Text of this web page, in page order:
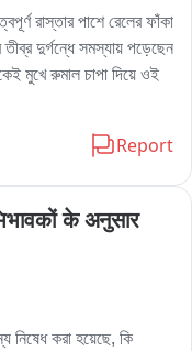
রাস্তার পাশে রেলের ফাঁকা
দুর্গন্ধে সমস্যায় পড়েছেন
মুখে রুমাল চাপা দিয়ে ওই
রাস্তার পাশে সবজি ও
নির্মল বাংলা প্রকল্পের
আবর্জনা সংগ্রহ
পরিস্থিতি আরও ভয়াবহ হয়ে
কঠিন হয়ে পড়েছে।
Report
के अनुसार
নিষেধ করা হয়েছে, কি